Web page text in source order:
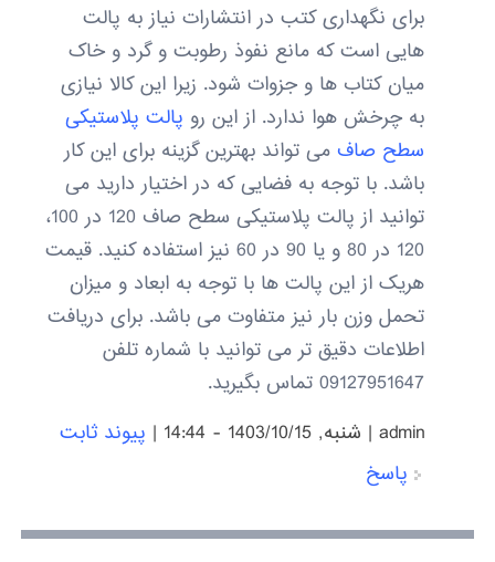
برای نگهداری کتب در انتشارات نیاز به پالت
هایی است که مانع نفوذ رطوبت و گرد و خاک
میان کتاب ها و جزوات شود. زیرا این کالا نیازی
به چرخش هوا ندارد. از این رو پالت پلاستیکی
سطح صافمی تواند بهترین گزینه برای این کار
باشد. با توجه به فضایی که در اختیار دارید می
توانید از پالت پلاستیکی سطح صاف 120 در 100،
120 در 80 و یا 90 در 60 نیز استفاده کنید. قیمت
هریک از این پالت ها با توجه به ابعاد و میزان
تحمل وزن بار نیز متفاوت می باشد. برای دریافت
اطلاعات دقیق تر می توانید با شماره تلفن
09127951647 تماس بگیرید.
admin
| شنبه, 1403/10/15 - 14:44 | پیوند ثابت
پاسخ